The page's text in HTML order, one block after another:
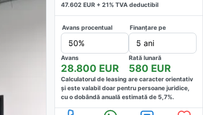
Autentifică-te
Nu ai oferte favorite
47.602 EUR + 21% TVA deductibil
Avans procentual
50%
Finanțare pe
5 ani
Avans
28.800 EUR
Rată lunară
580 EUR
Calculatorul de leasing are caracter orientativ
și este valabil doar pentru persoane juridice,
cu o dobândă anuală estimată de 5,7%.